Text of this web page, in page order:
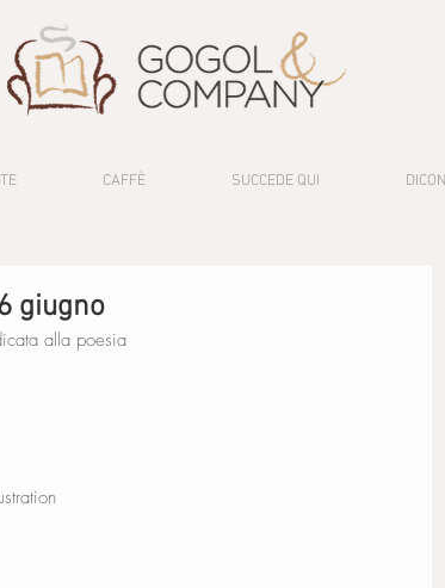
CAFFÈ SUCCEDE QUI
giugno
alla poesia